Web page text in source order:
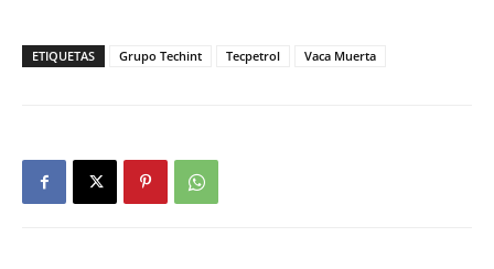
ETIQUETAS Grupo Techint Tecpetrol Vaca Muerta